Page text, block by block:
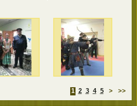
1 2 3 4 5 > >>